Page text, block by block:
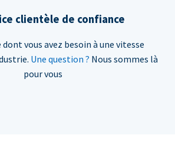
clientèle de confiance
vous avez besoin à une vitesse
Une question ? Nous sommes là
pour vous